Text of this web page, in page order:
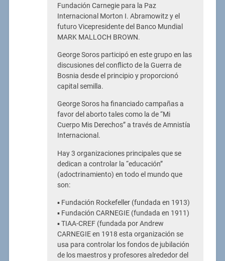
Fundación Carnegie para la Paz
Internacional Morton I. Abramowitz y el
futuro Vicepresidente del Banco Mundial
MARK MALLOCH BROWN.
George Soros participó en este grupo en las
discusiones del conflicto de la Guerra de
Bosnia desde el principio y proporcionó
capital semilla.
George Soros ha financiado campañas a
favor del aborto tales como la de “Mi
Cuerpo Mis Derechos” a través de Amnistía
Internacional.
Hay 3 organizaciones principales que se
dedican a controlar la “educación”
(adoctrinamiento) en todo el mundo que
son:
▪ Fundación Rockefeller (fundada en 1913)
▪ Fundación CARNEGIE (fundada en 1911)
▪ TIAA-CREF (fundada por Andrew
CARNEGIE en 1918 esta organización se
usa para controlar los fondos de jubilación
de los maestros y profesores alrededor del